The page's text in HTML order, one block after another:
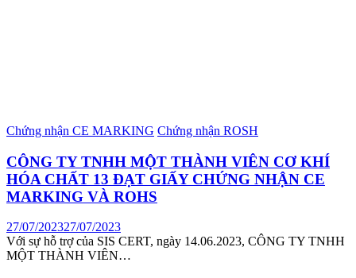
Chứng nhận CE MARKING Chứng nhận ROSH
CÔNG TY TNHH MỘT THÀNH VIÊN CƠ KHÍ
HÓA CHẤT 13 ĐẠT GIẤY CHỨNG NHẬN CE
MARKING VÀ ROHS
27/07/202327/07/2023
Với sự hỗ trợ của SIS CERT, ngày 14.06.2023, CÔNG TY TNHH
MỘT THÀNH VIÊN…